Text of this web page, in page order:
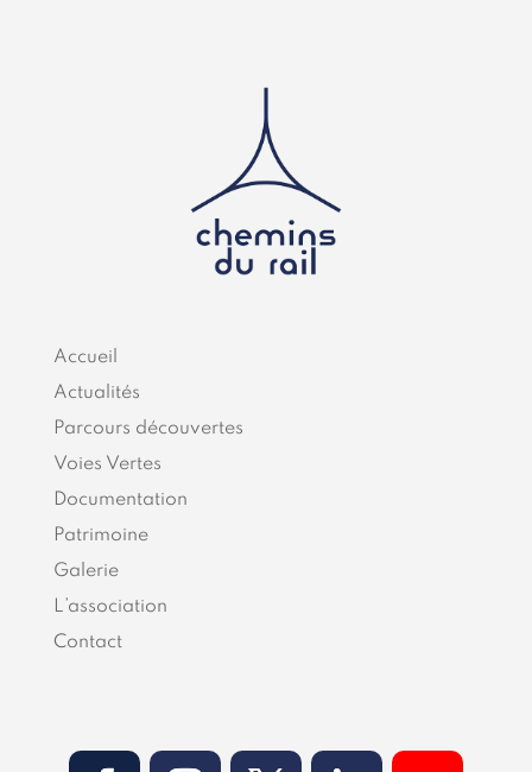
Accueil
Actualités
Parcours découvertes
Voies Vertes
Documentation
Patrimoine
Galerie
L’association
Contact